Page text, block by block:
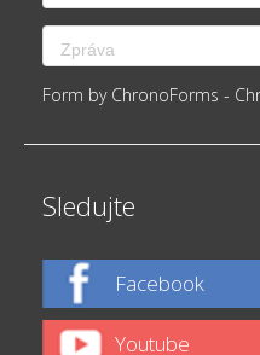
Form by ChronoForms -
Sledujte
Facebook
Youtube